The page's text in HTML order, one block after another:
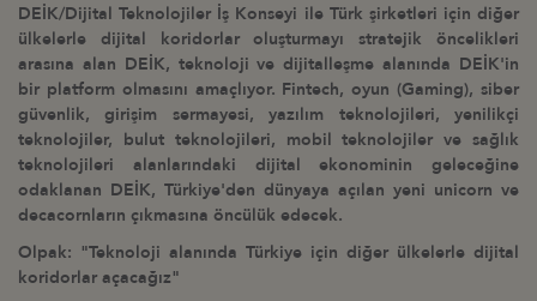
DEİK/Dijital Teknolojiler İş Konseyi ile Türk şirketleri için diğer
ülkelerle dijital koridorlar oluşturmayı stratejik öncelikleri
arasına alan DEİK, teknoloji ve dijitalleşme alanında DEİK'in
bir platform olmasını amaçlıyor. Fintech, oyun (Gaming), siber
güvenlik, girişim sermayesi, yazılım teknolojileri, yenilikçi
teknolojiler, bulut teknolojileri, mobil teknolojiler ve sağlık
teknolojileri alanlarındaki dijital ekonominin geleceğine
odaklanan DEİK, Türkiye'den dünyaya açılan yeni unicorn ve
decacornların çıkmasına öncülük edecek.
Olpak: "Teknoloji alanında Türkiye için diğer ülkelerle dijital
koridorlar açacağız"